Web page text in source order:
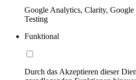
Google Analytics, Clarity,
Testing
Funktional
Durch das Akzeptieren dieser